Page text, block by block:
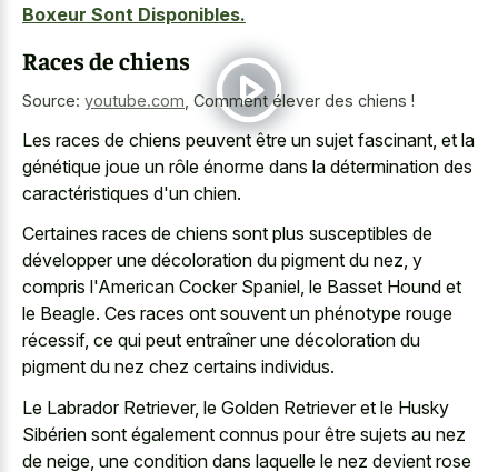
Boxeur Sont Disponibles.
Races de chiens
Source: youtube.com Comment élever des chiens !
Les races de chiens peuvent être un sujet fascinant, et la
génétique joue un rôle énorme dans la détermination des
caractéristiques d'un chien.
Certaines races de chiens sont plus susceptibles de
développer une décoloration du pigment du nez, y
compris l'American Cocker Spaniel, le Basset Hound et
le Beagle. Ces races ont souvent un phénotype rouge
récessif, ce qui peut entraîner une décoloration du
pigment du nez chez certains individus.
Le Labrador Retriever, le Golden Retriever et le Husky
Sibérien sont également connus pour être sujets au nez
de neige, une condition dans laquelle le nez devient rose